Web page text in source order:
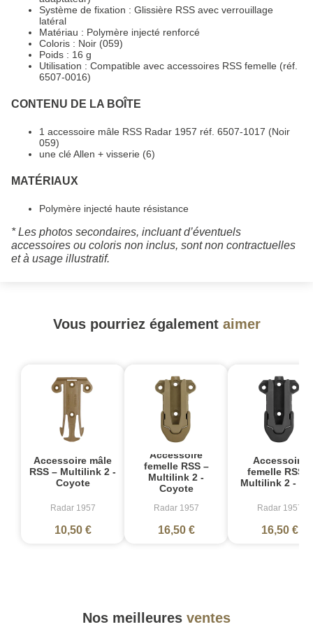
Système de fixation : Glissière RSS avec verrouillage
latéral
Matériau : Polymère injecté renforcé
Coloris : Noir (059)
Poids : 16 g
Utilisation : Compatible avec accessoires RSS femelle (réf.
6507-0016)
CONTENU DE LA BOÎTE
1 accessoire mâle RSS Radar 1957 réf. 6507-1017 (Noir
059)
une clé Allen + visserie (6)
MATÉRIAUX
Polymère injecté haute résistance
* Les photos secondaires, incluant d’éventuels
accessoires ou coloris non inclus, sont non contractuelles
et à usage illustratif.
Vous pourriez également aimer
Accessoire mâle
RSS – Multilink 2 -
Coyote
Radar 1957
10,50 €
Accessoire
femelle RSS –
Multilink 2 -
Coyote
Radar 1957
16,50 €
Accessoire
femelle RSS –
Multilink 2 -
Radar 1957
16,50 €
Nos meilleures ventes